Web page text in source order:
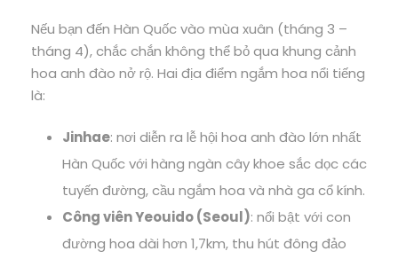
Nếu bạn đến Hàn Quốc vào mùa xuân (tháng 3 –
tháng 4), chắc chắn không thể bỏ qua khung cảnh
hoa anh đào nở rộ. Hai địa điểm ngắm hoa nổi tiếng
là:
Jinhae: nơi diễn ra lễ hội hoa anh đào lớn nhất
Hàn Quốc với hàng ngàn cây khoe sắc dọc các
tuyến đường, cầu ngắm hoa và nhà ga cổ kính.
Công viên Yeouido (Seoul): nổi bật với con
đường hoa dài hơn 1,7km, thu hút đông đảo